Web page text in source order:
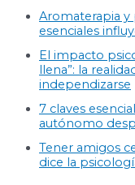
Aromaterapia y
esenciales
El impacto
llena”: la
independizarse
7 claves
autónomo
Tener amigos
dice la